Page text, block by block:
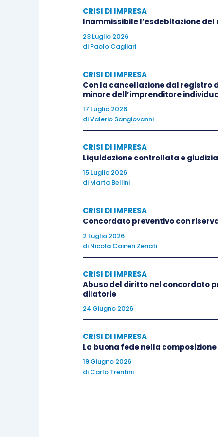
SOLUZIONE
La controversia rappresentata nel
tema del principio che regola la
Imprese.
iscritti al Registro delle Imprese, il
relativa all’azione revocatoria non
tipico da un lato, ed escludendo,
iscrizioni, poiché l’effetto tipico
di rendere inefficace l’atto
QUESTIONI
1968, che laprotezione degli
pubblicità resa tramite l’Ufficio del
In ossequio a tale principio di
pubblicità tramite l’Ufficio di
informazioni che la concernono, al
tramite l’identicità degli atti da
dell’Unione Europea.
CRISI DI IMPRESA
Inammissibile l’esdebitazione
23 Luglio 2026
di Paolo Cagliari
CRISI DI IMPRESA
Con la cancellazione dal registro
minore dell’imprenditore
17 Luglio 2026
diValerio Sangiovanni
CRISI DI IMPRESA
Liquidazione controllata e
15 Luglio 2026
di Marta Bellini
CRISI DI IMPRESA
Concordato preventivo con
2 Luglio 2026
di Nicola Caineri Zenati
CRISI DI IMPRESA
Abuso del diritto nel concordato
dilatorie
24 Giugno 2026
CRISI DI IMPRESA
La buona fede nella
19 Giugno 2026
di Carlo Trentini